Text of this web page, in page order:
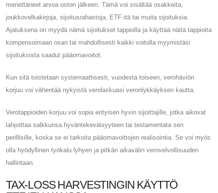
menettäneet arvoa oston jälkeen. Tämä voi sisältää osakkeita,
joukkovelkakirjoja, sijoitusrahastoja, ETF:itä tai muita sijoituksia.
Ajatuksena on myydä nämä sijoitukset tappiolla ja käyttää näitä tappioita
kompensoimaan osan tai mahdollisesti kaikki voitolla myymistäsi
sijoituksista saadut pääomavoitot.
Kun sitä toistetaan systemaattisesti, vuodesta toiseen, verohäviön
korjuu voi vähentää nykyistä verolaskuasi veronlykkäyksen kautta.
Verotappioiden korjuu voi sopia erityisen hyvin sijoittajille, jotka aikovat
lahjoittaa salkkunsa hyväntekeväisyyteen tai testamentata sen
perillisille, koska se ei tarkoita pääomavoittojen realisointia. Se voi myös
olla hyödyllinen työkalu lyhyen ja pitkän aikavälin verovelvollisuuden
hallintaan.
TAX-LOSS HARVESTINGIN KÄYTTÖ